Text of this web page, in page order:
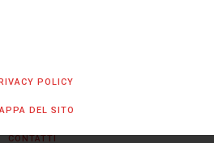
POLICY
DEL SITO
CONTATTI